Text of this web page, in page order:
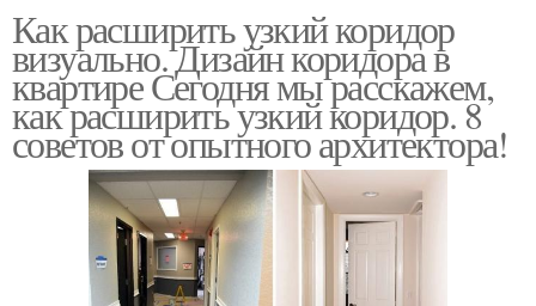
Как расширить узкий коридор
визуально. Дизайн коридора в
квартире Сегодня мы расскажем,
как расширить узкий коридор. 8
советов от опытного архитектора!